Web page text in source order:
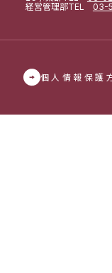
経営管理部TEL 03-
個人情報保護